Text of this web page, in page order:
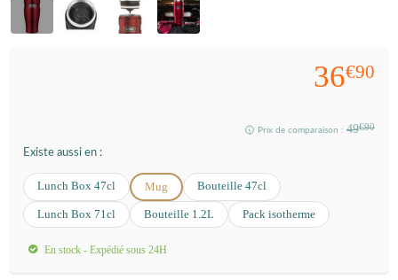
36€90
Prix de comparaison : 49€90
Existe aussi en :
Lunch Box 47cl Mug Bouteille 47cl
Lunch Box 71cl Bouteille 1.2L Pack isotherme
En stock - Expédié sous 24H